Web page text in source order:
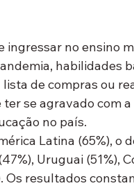
ingressar no ensino
habilidades
de compras ou
se agravado com a
no país.
Latina (65%), o
Uruguai (51%),
Os resultados